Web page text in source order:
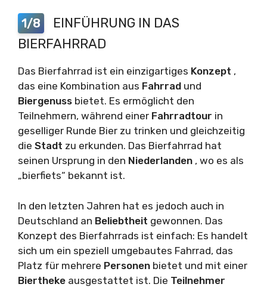
1/8
EINFÜHRUNG IN DAS
BIERFAHRRAD
Das Bierfahrrad ist ein einzigartiges Konzept ,
das eine Kombination aus Fahrrad und
Biergenuss bietet. Es ermöglicht den
Teilnehmern, während einer Fahrradtour in
geselliger Runde Bier zu trinken und gleichzeitig
die Stadt zu erkunden. Das Bierfahrrad hat
seinen Ursprung in den Niederlanden , wo es als
„bierfiets“ bekannt ist.
In den letzten Jahren hat es jedoch auch in
Deutschland an Beliebtheit gewonnen. Das
Konzept des Bierfahrrads ist einfach: Es handelt
sich um ein speziell umgebautes Fahrrad, das
Platz für mehrere Personen bietet und mit einer
Biertheke ausgestattet ist. Die Teilnehmer